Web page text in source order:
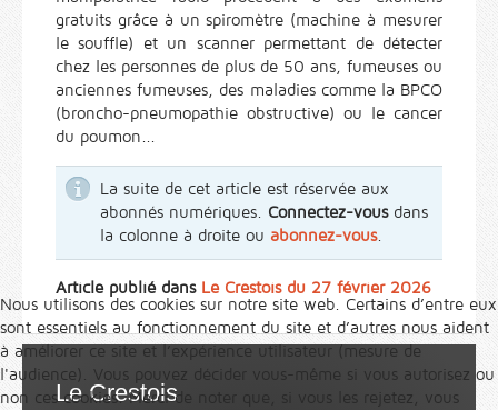
gratuits grâce à un spiromètre (machine à mesurer
le souffle) et un scanner permettant de détecter
chez les personnes de plus de 50 ans, fumeuses ou
anciennes fumeuses, des maladies comme la BPCO
(broncho-pneumopathie obstructive) ou le cancer
du poumon...
La suite de cet article est réservée aux
abonnés numériques. Connectez-vousdans
la colonne à droite ou abonnez-vous.
Article publié dans Le Crestois du 27 février 2026
Le Crestois
Nous utilisons des cookies sur notre site web. Certains d’entre eux
sont essentiels au fonctionnement du site et d’autres nous aident
à améliorer ce site et l’expérience utilisateur (mesure de
l'audience). Vous pouvez décider vous-même si vous autorisez ou
non ces cookies. Merci de noter que, si vous les rejetez, vous